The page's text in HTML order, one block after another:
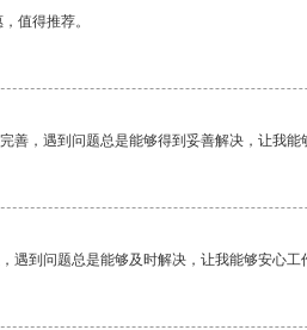
值得推荐。
善，遇到问题总是能够得到妥善解决，让我能
遇到问题总是能够及时解决，让我能够安心工